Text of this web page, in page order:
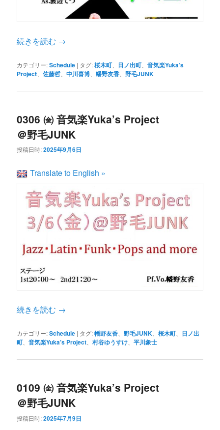
続きを読む →
カテゴリー:Schedule | タグ:桜木町、 日ノ出町、音気楽Yuka’s
Project 、佐藤哲 、中川喜博 、幡野友香 、野毛JUNK
0306 ㈮ 音気楽Yuka’s Project
＠野毛JUNK
投稿日時:2025年9月6日
Translate to English »
続きを読む →
カテゴリー:Schedule | タグ:幡野友香 、野毛JUNK 、桜木町、
日ノ出
町、音気楽Yuka’s Project 、村谷ゆうすけ 、平川象士
0109 ㈮ 音気楽Yuka’s Project
＠野毛JUNK
投稿日時:2025年7月9日